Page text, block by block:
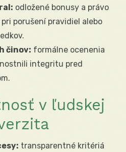
odložené bonusy a právo
porušení pravidiel alebo
činov: formálne ocenenia
integritu pred
v ľudskej
transparentné kritériá